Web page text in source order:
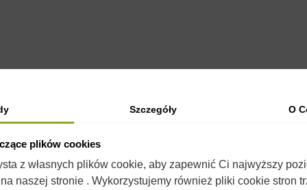
OPIS SZCZEGÓŁY PRODUKTU KOMENTARZE(0)
Szczegóły O
plików cookies
z własnych plików cookie, aby zapewnić Ci najwyższy
naszej stronie . Wykorzystujemy również pliki cookie stron